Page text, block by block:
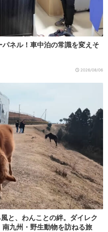
ネル！車中泊の常識を変えそ
2026/08/06
と、わんことの絆。ダイレク
南九州・野生動物を訪ねる旅